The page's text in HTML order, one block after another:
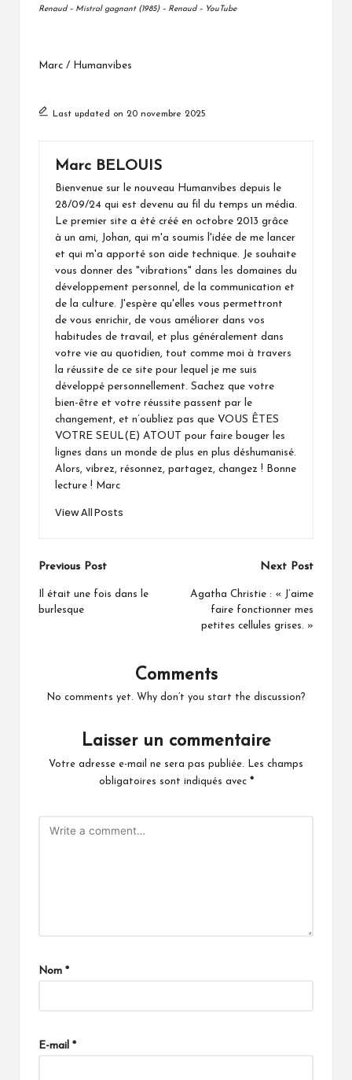
Renaud – Mistral gagnant (1985) – Renaud – YouTube
Marc / Humanvibes
Last updated on 20 novembre 2025
Marc BELOUIS
Bienvenue sur le nouveau Humanvibes depuis le
28/09/24 qui est devenu au fil du temps un média.
Le premier site a été créé en octobre 2013 grâce
à un ami, Johan, qui m'a soumis l'idée de me lancer
et qui m'a apporté son aide technique. Je souhaite
vous donner des "vibrations" dans les domaines du
développement personnel, de la communication et
de la culture. J'espère qu'elles vous permettront
de vous enrichir, de vous améliorer dans vos
habitudes de travail, et plus généralement dans
votre vie au quotidien, tout comme moi à travers
la réussite de ce site pour lequel je me suis
développé personnellement. Sachez que votre
bien-être et votre réussite passent par le
changement, et n’oubliez pas que VOUS ÊTES
VOTRE SEUL(E) ATOUT pour faire bouger les
lignes dans un monde de plus en plus déshumanisé.
Alors, vibrez, résonnez, partagez, changez ! Bonne
lecture ! Marc
View All Posts
Post
navigation
Previous Post
Il était une fois dans le
burlesque
Next Post
Agatha Christie : « J’aime
faire fonctionner mes
petites cellules grises. »
Comments
No comments yet. Why don’t you start the discussion?
Laisser un commentaire
Votre adresse e-mail ne sera pas publiée.
Les champs
obligatoires sont indiqués avec *
Nom *
E-mail *